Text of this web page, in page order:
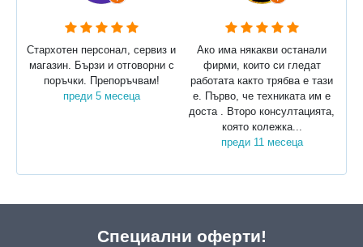
Стархотен персонал, сервиз и
магазин. Бързи и отговорни с
поръчки. Препоръчвам!
преди 5 месеца
Ако има някакви останали
фирми, които си гледат
работата както трябва е тази
е. Първо, че техниката им е
доста . Второ консултацията,
която колежка...
преди 11 месеца
Специални оферти!